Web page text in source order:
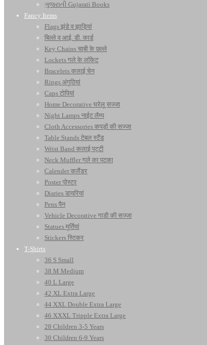
ગુજરાતી Gujarati Books
Fancy Items
Flags झंडे व झाड़ियां
बिल्ले व आई. डी. कार्ड
Key Chains चाबी के छल्ले
Lockets गले के लॉकेट
Bracelets कलाई चेन
Rings अंगूठियां
Caps टोपियां
Home Decorative घरेलू सज्जा
Night Lamps नाईट लैम्प
Cloth Accessories कपड़ों की सज्जा
Table Stands टेबल स्टैंड
Wrist Band कलाई पट्टी
Neck Muffler गले का पटका
Calender कलैंडर
Poster पोस्टर
Diaries डायरियां
Pens पैन
Vehicle Decorative गाडी की सज्जा
Statues मूर्तियां
Stickers स्टिकर
T-Shirts
36 S Small
38 M Medium
40 L Large
42 XL Extra Large
44 XXL Double Extra Large
46 XXXL Tripple Extra Large
28 Children 3-5 Years
30 Children 6-9 Years